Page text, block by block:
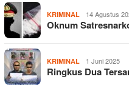
KRIMINAL 14 Agustus
Oknum
KRIMINAL 1 Juni 2025
Ringkus Dua